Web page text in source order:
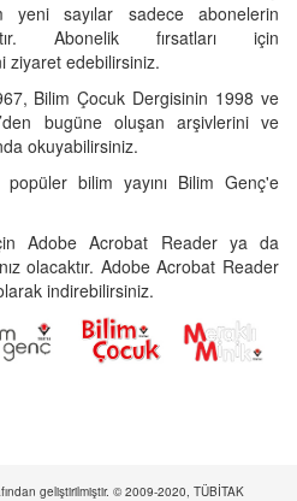
yeni sayılar sadece abonelerin
Abonelik fırsatları için
ziyaret edebilirsiniz.
Bilim Çocuk Dergisinin 1998 ve
bugüne oluşan arşivlerini ve
okuyabilirsiniz.
popüler bilim yayını Bilim Genç'e
Adobe Acrobat Reader ya da
olacaktır. Adobe Acrobat Reader
indirebilirsiniz.
geliştirilmiştir. © 2009-2020, TÜBİTAK